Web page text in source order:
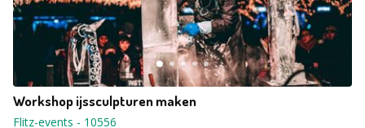
Workshop ijssculpturen maken
Flitz-events - 10556